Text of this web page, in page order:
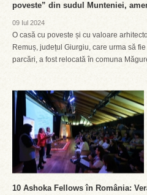
poveste” din sudul Munteniei,
09 Iul 2024
O casă cu poveste și cu valoare
Remuș, județul Giurgiu, care urma să
parcări, a fost relocată în comuna
10 Ashoka Fellows în România: